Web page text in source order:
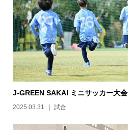
J-GREEN SAKAI ミニサッカー大会
2025.03.31 試合